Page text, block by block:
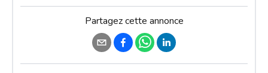
Partagez cette annonce